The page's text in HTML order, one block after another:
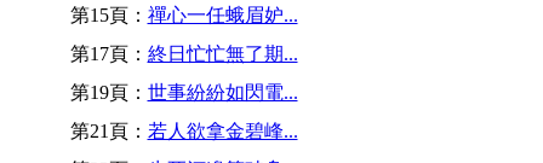
第15頁： 禪心一任蛾眉妒...
第17頁： 終日忙忙無了期...
第19頁： 世事紛紛如閃電...
第21頁： 若人欲拿金碧峰...